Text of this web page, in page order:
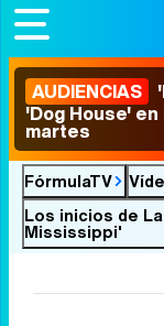
AUDIENCIAS
'Dog House'
martes
FórmulaTV
Los inicios de
Mississippi'